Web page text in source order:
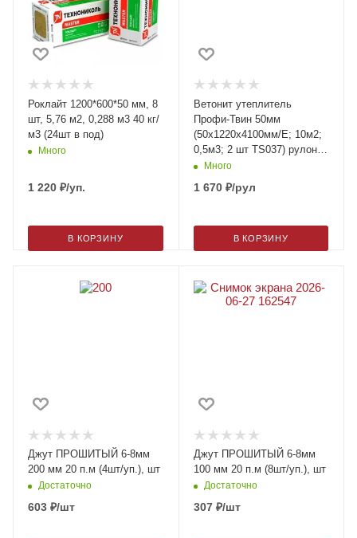
Роклайт 1200*600*50 мм, 8
шт, 5,76 м2, 0,288 м3 40 кг/
м3 (24шт в под)
Много
1 220 ₽/уп.
В КОРЗИНУ
Ветонит утеплитель
Профи-Твин 50мм
(50х1220х4100мм/Е; 10м2;
0,5м3; 2 шт TS037) рулон
(42 шт/подд)
Много
1 670₽/рул
В КОРЗИНУ
Джут ПРОШИТЫЙ 6-8мм
200 мм 20 п.м (4шт/уп.), шт
Достаточно
603 ₽/шт
Джут ПРОШИТЫЙ 6-8мм
100 мм 20 п.м (8шт/уп.), шт
Достаточно
307₽/шт